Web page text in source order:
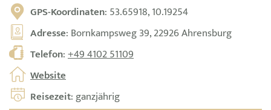
GPS-Koordinaten: 53.65918, 10.19254
Adresse: Bornkampsweg 39, 22926 Ahrensburg
Telefon:+49 4102 51109
Website
Reisezeit: ganzjährig